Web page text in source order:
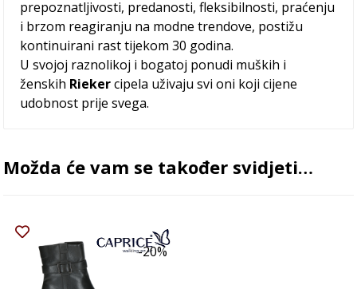
prepoznatljivosti, predanosti, fleksibilnosti, praćenju
i brzom reagiranju na modne trendove, postižu
kontinuirani rast tijekom 30 godina.
U svojoj raznolikoj i bogatoj ponudi muških i
ženskih Riekercipela uživaju svi oni koji cijene
udobnost prije svega.
Možda će vam se također svidjeti…
-20%